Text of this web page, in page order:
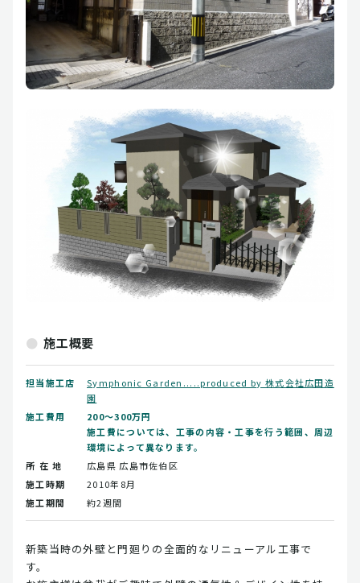
施工概要
担当施工店
Symphonic Garden.....produced by 株式会社広田造
園
施工費用
200～300万円
施工費については、工事の内容・工事を行う範囲、周辺
環境によって異なります。
所 在 地
広島県 広島市佐伯区
施工時期
2010年8月
施工期間
約2週間
新築当時の外壁と門廻りの全面的なリニューアル工事で
す。